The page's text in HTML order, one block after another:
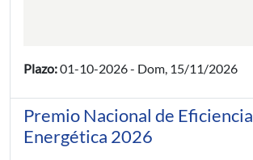
Plazo:01-10-2026- Dom, 15/11/2026
Premio Nacional de Eficiencia
Energética 2026